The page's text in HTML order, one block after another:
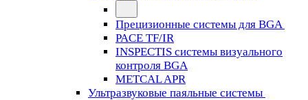
Прецизионные системы для BGA
PACE TF/IR
INSPECTIS системы визуального
контроля BGA
METCAL APR
Ультразвуковые паяльные системы